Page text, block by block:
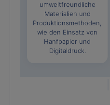
umweltfreundliche
Materialien und
Produktionsmethoden,
wie den Einsatz von
Hanfpapier und
Digitaldruck.